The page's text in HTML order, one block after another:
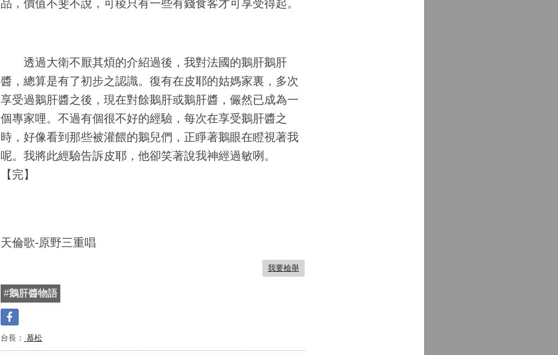
透過大衛不厭其煩的介紹過後，我對法國的鵝肝鵝肝
醬，總算是有了初步之認識。復有在皮耶的姑媽家裏，多次
享受過鵝肝醬之後，現在對餘鵝肝或鵝肝醬，儼然已成為一
個專家哩。不過有個很不好的經驗，每次在享受鵝肝醬之
時，好像看到那些被灌餵的鵝兒們，正睜著鵝眼在瞪視著我
呢。我將此經驗告訴皮耶，他卻笑著說我神經過敏咧。
【完】
天倫歌-原野三重唱
我要檢舉
#鵝肝醬物語
台長： 慕松